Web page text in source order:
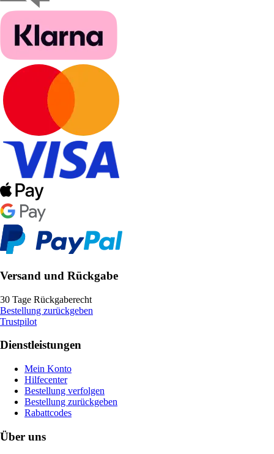
Versand und Rückgabe
30 Tage Rückgaberecht
Bestellung zurückgeben
Trustpilot
Dienstleistungen
Mein Konto
Hilfecenter
Bestellung verfolgen
Bestellung zurückgeben
Rabattcodes
Über uns